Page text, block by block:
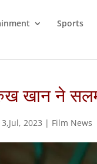
Sports
खान ने
2023 | Film News